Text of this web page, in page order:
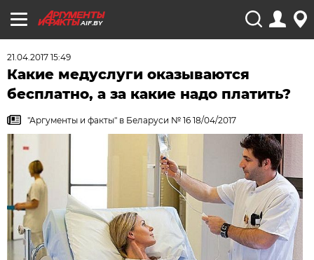
AIF.BY
21.04.2017 15:49
Какие медуслуги оказываются
бесплатно, а за какие надо платить?
"Аргументы и факты" в Беларуси № 16 18/04/2017